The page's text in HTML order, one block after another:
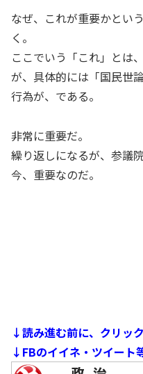
なぜ、これが重要かとい
く。
ここでいう「これ」とは
が、具体的には「国民世
行為が、である。
非常に重要だ。
繰り返しになるが、参議
今、重要なのだ。
↓読み進む前に、クリッ
↓FBのイイネ・ツイート